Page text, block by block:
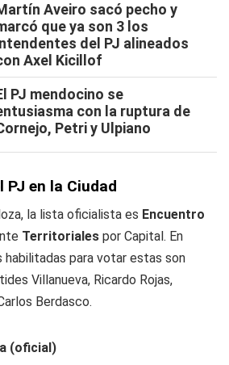
Aveiro sacó pecho y
que ya son 3 los
del PJ alineados
Axel Kicillof
PJ mendocino se
con la ruptura de
Petri y Ulpiano
en la Ciudad
la lista oficialista es Encuentro
Territoriales por Capital. En
habilitadas para votar estas son
Villanueva, Ricardo Rojas,
Berdasco.
(oficial)